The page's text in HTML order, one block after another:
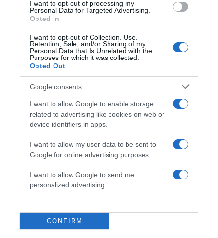
I want to opt-out of processing my
Personal Data for Targeted Advertising.
Opted In
I want to opt-out of Collection, Use,
Retention, Sale, and/or Sharing of my
Personal Data that Is Unrelated with the
Purposes for which it was collected.
Opted Out
Google consents
I want to allow Google to enable storage
related to advertising like cookies on web or
device identifiers in apps.
I want to allow my user data to be sent to
Google for online advertising purposes.
I want to allow Google to send me
personalized advertising.
CONFIRM